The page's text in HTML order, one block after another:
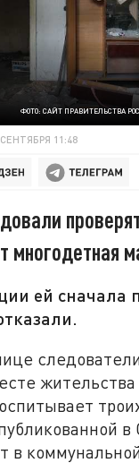
ФОТО: САЙТ ПРАВИТЕЛЬСТВА
СЕНТЯБРЯ 11:48
многодетная
ей сначала
жительства